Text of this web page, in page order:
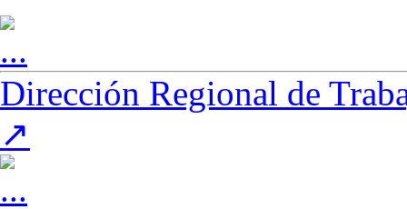
Dirección Regional de
↗